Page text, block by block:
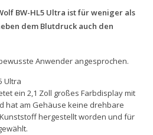
BW-HL5 Ultra ist für weniger als
dem Blutdruck auch den
Anwender angesprochen.
Ultra
ein 2,1 Zoll großes Farbdisplay mit
hat am Gehäuse keine drehbare
hergestellt worden und für